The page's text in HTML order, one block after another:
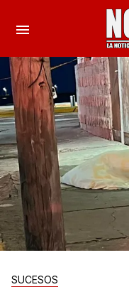
SUCESOS